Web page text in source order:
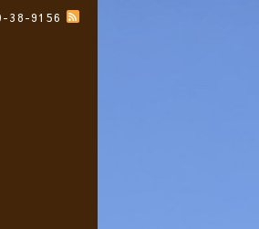
38-9156